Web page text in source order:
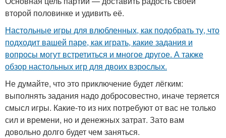
второй половинке и удивить её.
Настольные игры для влюбленных, как подобрать ту, что
подходит вашей паре, как играть, какие задания и
вопросы могут встретиться и многое другое. А также
обзор настольных игр для двоих взрослых.
Не думайте, что это приключение будет лёгким:
выполнять задания надо добросовестно, иначе теряется
смысл игры. Какие-то из них потребуют от вас не только
сил и времени, но и денежных затрат. Зато вам
довольно долго будет чем заняться.